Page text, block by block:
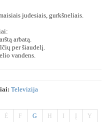
judesiais, gurkšneliais.
arbatą.
per šiaudelį.
vandens.
Televizija
Ė F G H Y